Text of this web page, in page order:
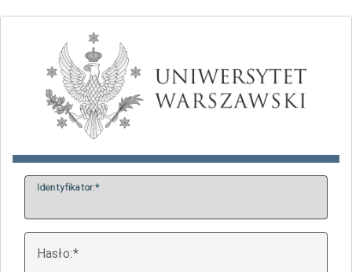
Identyfikator:
Hasło: